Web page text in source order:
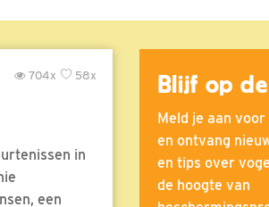
58x
704x
in
een
Blijf op
Meld je aan
en ontvang
en tips over
de hoogte van